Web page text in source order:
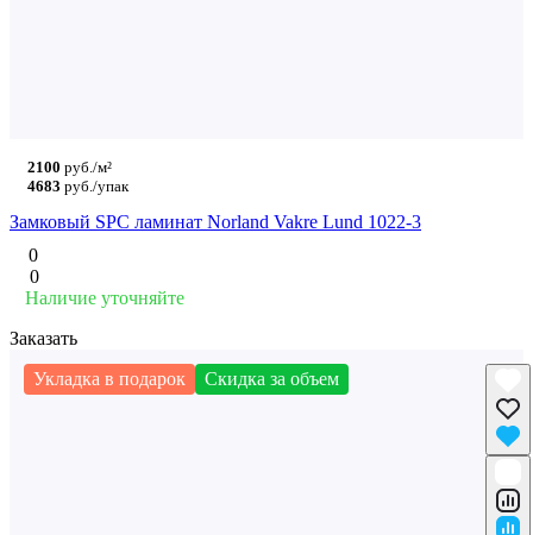
2100 руб./м²
4683 руб./упак
Замковый SPC ламинат Norland Vakre Lund 1022-3
0
0
Наличие уточняйте
Заказать
Укладка в подарок
Скидка за объем